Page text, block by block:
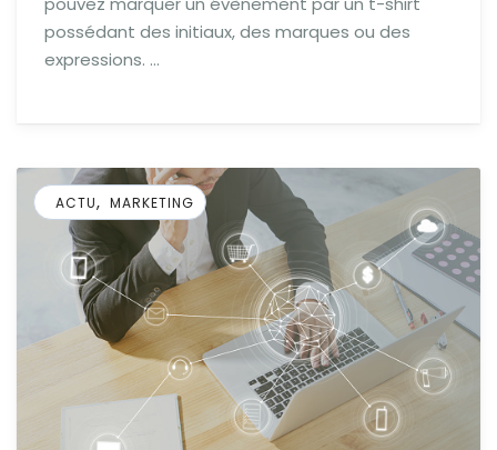
possédant des initiaux, des marques ou des
expressions. …
ACTU, MARKETING